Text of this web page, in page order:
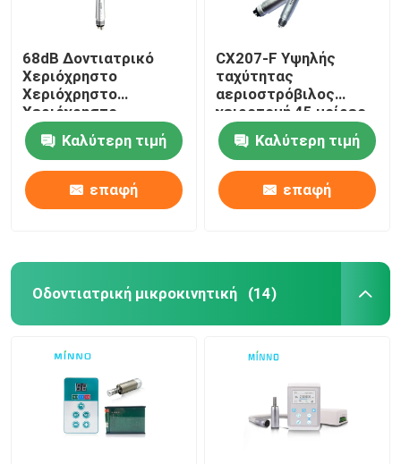
68dB Δοντιατρικό
Χεριόχρηστο
Χεριόχρηστο
Χεριόχρηστο
300000Rpm
Αεροστροβίλης
Καλύτερη τιμή
επαφή
CX207-F Υψηλής
ταχύτητας
αεριοστρόβιλος
χειροτομή 45 μοίρες
οδοντιατρική
χειροτομήΚαλύτερη τιμή
επαφή
Οδοντιατρική μικροκινητική (14)